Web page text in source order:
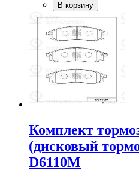
В корзину
Комплект
(дисковый
D6110M